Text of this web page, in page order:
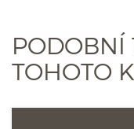
PODOBNÍ
TOHOTO